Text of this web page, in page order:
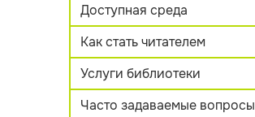
Доступная среда
Как стать читателем
Услуги библиотеки
Часто задаваемые вопросы